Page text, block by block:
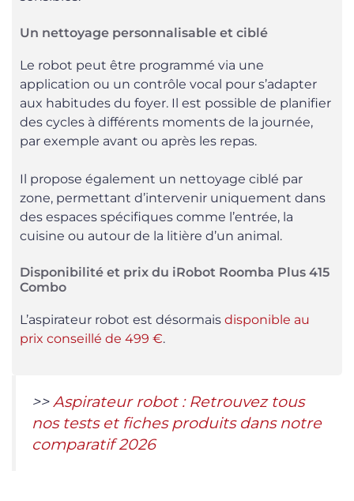
Un nettoyage personnalisable et ciblé
Le robot peut être programmé via une
application ou un contrôle vocal pour s’adapter
aux habitudes du foyer. Il est possible de planifier
des cycles à différents moments de la journée,
par exemple avant ou après les repas.
Il propose également un nettoyage ciblé par
zone, permettant d’intervenir uniquement dans
des espaces spécifiques comme l’entrée, la
cuisine ou autour de la litière d’un animal.
Disponibilité et prix du iRobot Roomba Plus 415
Combo
L’aspirateur robot est désormais disponible au
prix conseillé de 499 €.
>>Aspirateur robot : Retrouvez tous
nos tests et fiches produits dans notre
comparatif 2026